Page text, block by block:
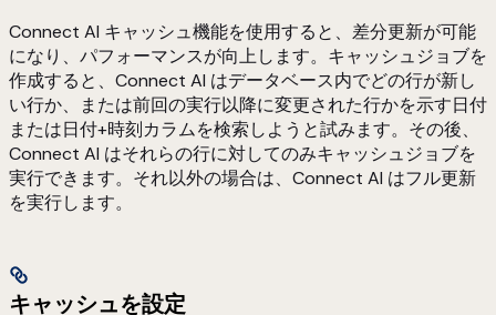
Connect AI キャッシュ機能を使用すると、差分更新が可能
になり、パフォーマンスが向上します。キャッシュジョブを
作成すると、Connect AI はデータベース内でどの行が新し
い行か、または前回の実行以降に変更された行かを示す日付
または日付+時刻カラムを検索しようと試みます。その後、
Connect AI はそれらの行に対してのみキャッシュジョブを
実行できます。それ以外の場合は、Connect AI はフル更新
を実行します。
キャッシュを設定